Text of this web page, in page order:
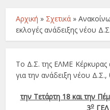
Αρχική » Σχετικά »
εκλογές ανάδειξης νέου Δ.Σ.
Το Δ.Σ. της ΕΛΜΕ Κέρκυρας
για την ανάδειξη νέου
την Τετάρτη 18 και την
3οΓΕΛ